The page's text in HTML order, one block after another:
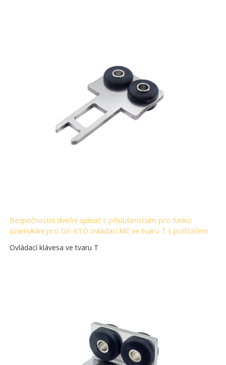
Bezpečnostní dveřní spínač s příslušenstvím pro funkci
uzamykání pro OX-K1D ovládací klíč ve tvaru T s polštářem
Ovládací klávesa ve tvaru T